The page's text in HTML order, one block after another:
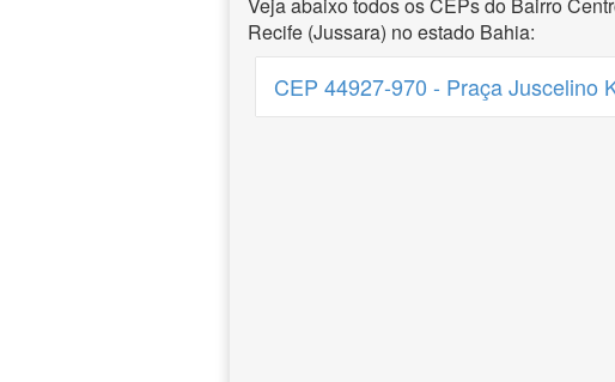
Recife (Jussara) no estado Bahia:
CEP 44927-970 - Praça Juscelino